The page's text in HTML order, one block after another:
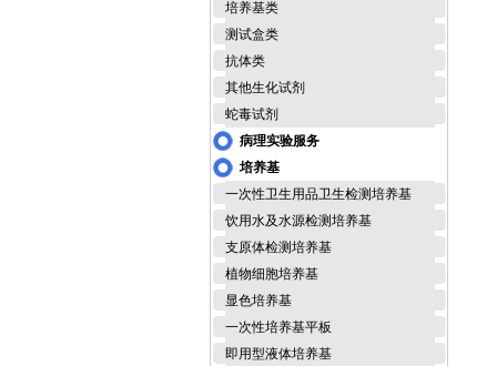
培养基类
测试盒类
抗体类
其他生化试剂
蛇毒试剂
病理实验服务
培养基
一次性卫生用品卫生检测培养基
饮用水及水源检测培养基
支原体检测培养基
植物细胞培养基
显色培养基
一次性培养基平板
即用型液体培养基